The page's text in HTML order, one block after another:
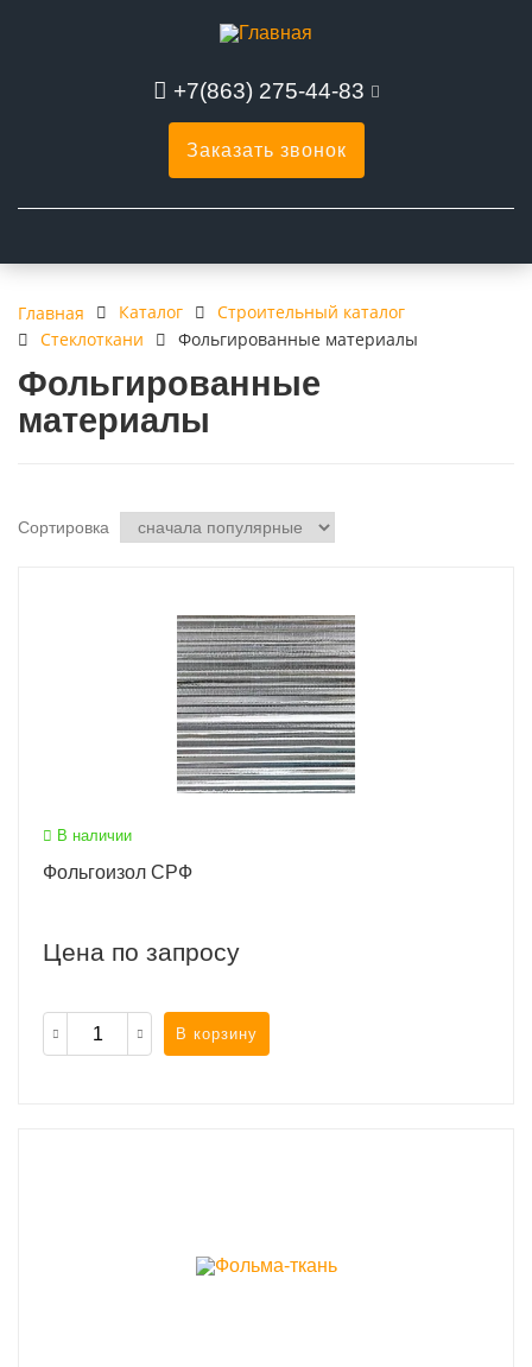
+7(863) 275-44-83
Заказать звонок
Главная Каталог
Строительный каталог
Стеклоткани
Фольгированные материалы
Фольгированные
материалы
Сортировка
В наличии
Фольгоизол СРФ
Цена по запросу
В корзину